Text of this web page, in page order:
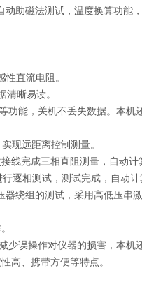
助磁法测试，温度换算功能
直流电阻。
晰易读。
能，关机不丢失数据。本
现远距离控制测量。
线完成三相直阻测量，自动
逐相测试，测试完成，自动计
绕组的测试，采用高低压串
误操作对仪器的损害，本机
定性高、携带方便等特点